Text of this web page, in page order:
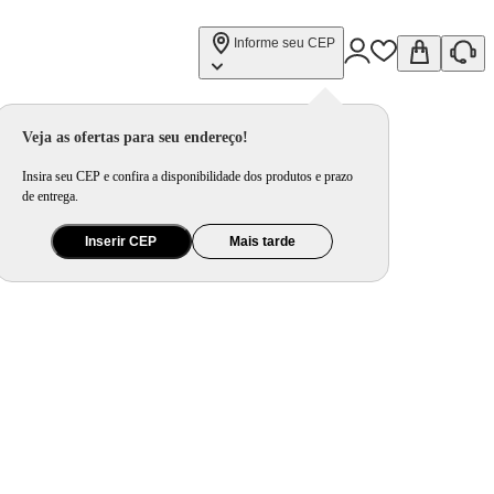
Informe seu CEP
Veja as ofertas para seu endereço!
Insira seu CEP e confira a disponibilidade dos produtos e prazo
de entrega.
Inserir CEP Mais tarde